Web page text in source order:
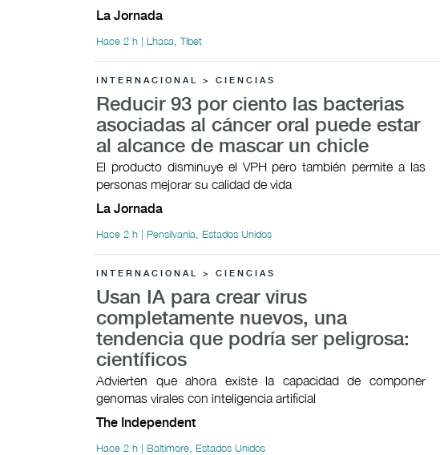
La Jornada
Hace 2 h | Lhasa, Tíbet
INTERNACIONAL > CIENCIAS
Reducir 93 por ciento las bacterias
asociadas al cáncer oral puede estar
al alcance de mascar un chicle
El producto disminuye el VPH pero también permite a las
personas mejorar su calidad de vida
La Jornada
Hace 2 h | Pensilvania, Estados Unidos
INTERNACIONAL > CIENCIAS
Usan IA para crear virus
completamente nuevos, una
tendencia que podría ser peligrosa:
científicos
Advierten que ahora existe la capacidad de componer
genomas virales con inteligencia artificial
The Independent
Hace 2 h | Baltimore, Estados Unidos